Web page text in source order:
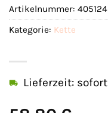
Lieferzeit:
Artikelnummer:
Kategorie: Kette